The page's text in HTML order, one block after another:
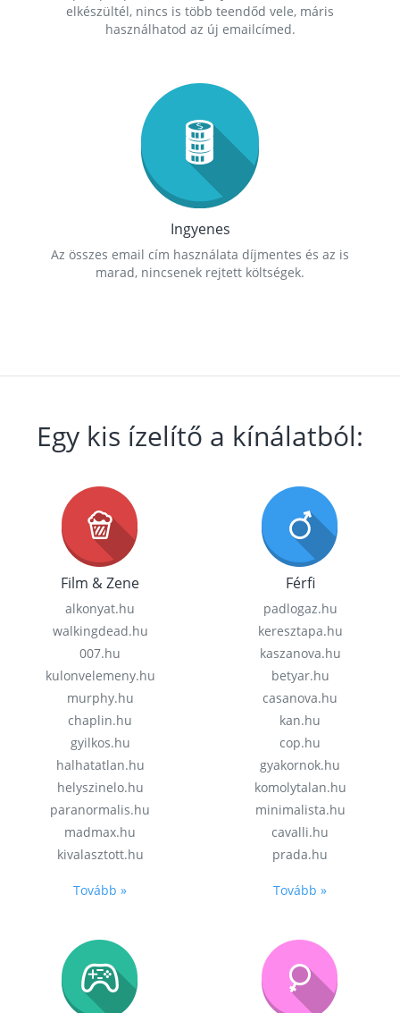
elkészültél, nincs is több teendőd vele, máris
használhatod az új emailcímed.
Ingyenes
Az összes email cím használata díjmentes és az is
marad, nincsenek rejtett költségek.
Egy kis ízelítő a kínálatból:
Film & Zene
alkonyat.hu
walkingdead.hu
007.hu
kulonvelemeny.hu
murphy.hu
chaplin.hu
gyilkos.hu
halhatatlan.hu
helyszinelo.hu
paranormalis.hu
madmax.hu
kivalasztott.hu
Tovább »
Férfi
padlogaz.hu
keresztapa.hu
kaszanova.hu
betyar.hu
casanova.hu
kan.hu
cop.hu
gyakornok.hu
komolytalan.hu
minimalista.hu
cavalli.hu
prada.hu
Tovább »